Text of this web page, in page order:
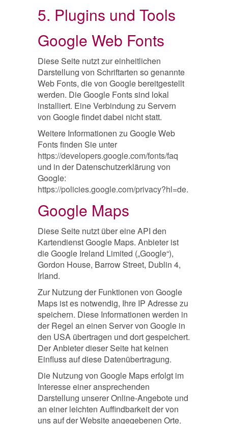
5. Plugins und Tools
Google Web Fonts
Diese Seite nutzt zur einheitlichen
Darstellung von Schriftarten so genannte
Web Fonts, die von Google bereitgestellt
werden. Die Google Fonts sind lokal
installiert. Eine Verbindung zu Servern
von Google findet dabei nicht statt.
Weitere Informationen zu Google Web
Fonts finden Sie unter
https://developers.google.com/fonts/faq
und in der Datenschutzerklärung von
Google:
https://policies.google.com/privacy?hl=de.
Google Maps
Diese Seite nutzt über eine API den
Kartendienst Google Maps. Anbieter ist
die Google Ireland Limited („Google“),
Gordon House, Barrow Street, Dublin 4,
Irland.
Zur Nutzung der Funktionen von Google
Maps ist es notwendig, Ihre IP Adresse zu
speichern. Diese Informationen werden in
der Regel an einen Server von Google in
den USA übertragen und dort gespeichert.
Der Anbieter dieser Seite hat keinen
Einfluss auf diese Datenübertragung.
Die Nutzung von Google Maps erfolgt im
Interesse einer ansprechenden
Darstellung unserer Online-Angebote und
an einer leichten Auffindbarkeit der von
uns auf der Website angegebenen Orte.